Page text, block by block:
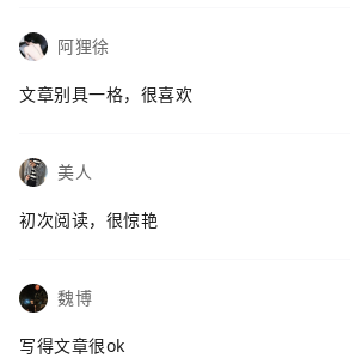
阿狸徐
文章别具一格，很喜欢
美人
初次阅读，很惊艳
魏博
写得文章很ok